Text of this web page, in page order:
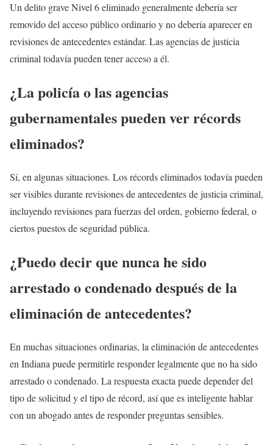
Un delito grave Nivel 6 eliminado generalmente debería ser
removido del acceso público ordinario y no debería aparecer en
revisiones de antecedentes estándar. Las agencias de justicia
criminal todavía pueden tener acceso a él.
¿La policía o las agencias
gubernamentales pueden ver récords
eliminados?
Sí, en algunas situaciones. Los récords eliminados todavía pueden
ser visibles durante revisiones de antecedentes de justicia criminal,
incluyendo revisiones para fuerzas del orden, gobierno federal, o
ciertos puestos de seguridad pública.
¿Puedo decir que nunca he sido
arrestado o condenado después de la
eliminación de antecedentes?
En muchas situaciones ordinarias, la eliminación de antecedentes
en Indiana puede permitirle responder legalmente que no ha sido
arrestado o condenado. La respuesta exacta puede depender del
tipo de solicitud y el tipo de récord, así que es inteligente hablar
con un abogado antes de responder preguntas sensibles.